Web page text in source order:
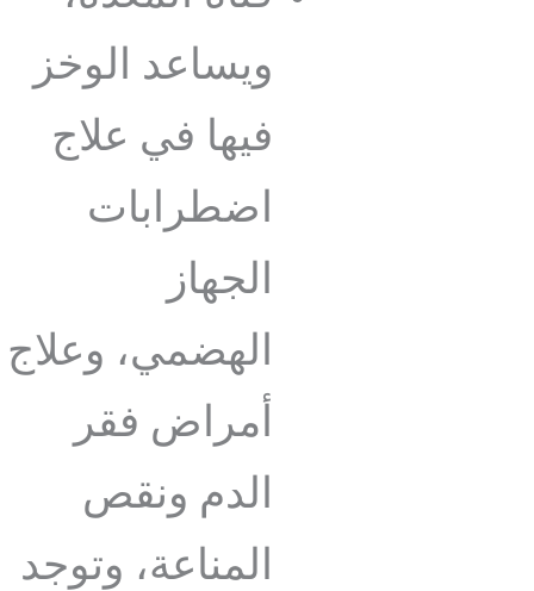
ويساعد الوخز
فيها في علاج
اضطرابات
الجهاز
الهضمي، وعلاج
أمراض فقر
الدم ونقص
المناعة، وتوجد